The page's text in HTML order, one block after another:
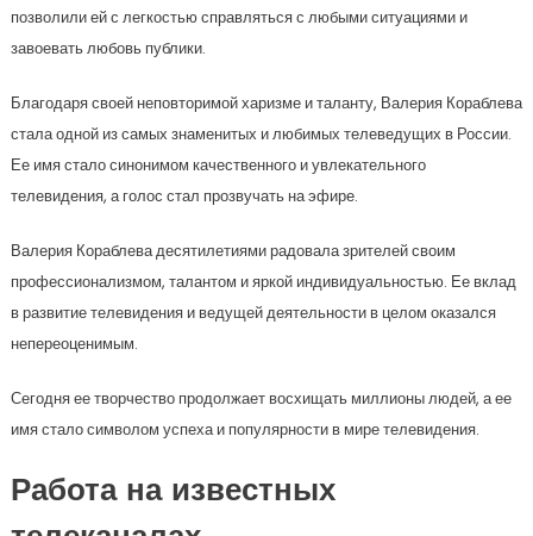
позволили ей с легкостью справляться с любыми ситуациями и
завоевать любовь публики.
Благодаря своей неповторимой харизме и таланту, Валерия Кораблева
стала одной из самых знаменитых и любимых телеведущих в России.
Ее имя стало синонимом качественного и увлекательного
телевидения, а голос стал прозвучать на эфире.
Валерия Кораблева десятилетиями радовала зрителей своим
профессионализмом, талантом и яркой индивидуальностью. Ее вклад
в развитие телевидения и ведущей деятельности в целом оказался
непереоценимым.
Сегодня ее творчество продолжает восхищать миллионы людей, а ее
имя стало символом успеха и популярности в мире телевидения.
Работа на известных